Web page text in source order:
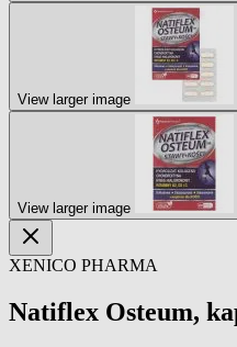
View larger image
View larger image
XENICO PHARMA
Natiflex Osteum,